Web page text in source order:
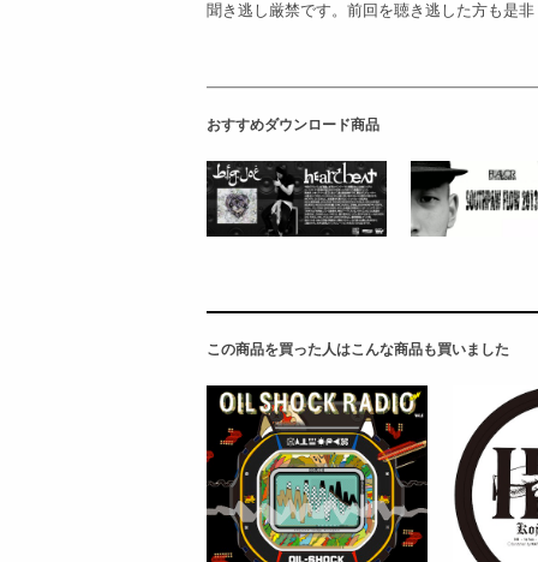
聞き逃し厳禁です。前回を聴き逃した方も是非
おすすめダウンロード商品
この商品を買った人はこんな商品も買いました